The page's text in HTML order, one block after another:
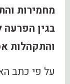
מחמירות
בגין הפרעה
והתקהלות
על פי כתב